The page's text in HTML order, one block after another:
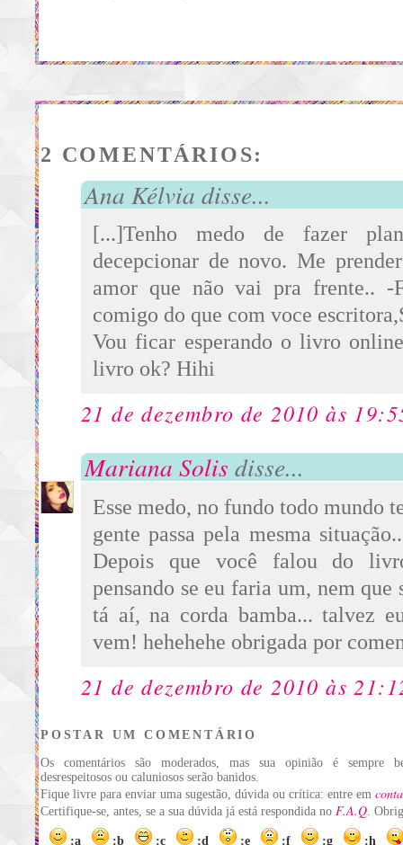
2 COMENTÁRIOS:
Ana Kélvia disse...
[...]Tenho medo de fazer
decepcionar de novo. Me
amor que não vai pra frente.. -
comigo do que com voce
Vou ficar esperando o livro
livro ok? Hihi
21 de dezembro de 2010 às
Mariana Solis disse...
Esse medo, no fundo todo mundo
gente passa pela mesma
Depois que você falou do
pensando se eu faria um, nem que
tá aí, na corda bamba... talvez
vem! hehehehe obrigada por
21 de dezembro de 2010 às
POSTAR UM COMENTÁRIO
Os comentários são moderados, mas sua opinião é sempre
desrespeitosos ou caluniosos serão banidos.
Fique livre para enviar uma sugestão, dúvida ou crítica: entre em
Certifique-se, antes, se a sua dúvida já está respondida no F.A.Q .
:a :b :c :d :e :f :g :h